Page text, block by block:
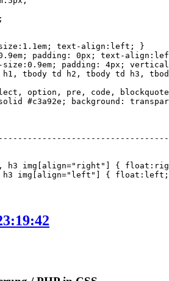
text-align:left; }
padding: 0px; text-
padding: 4px;
tbody td h2, tbody td h3,
option, pre, code,
img[align="right"] {
img[align="left"] { float:left;